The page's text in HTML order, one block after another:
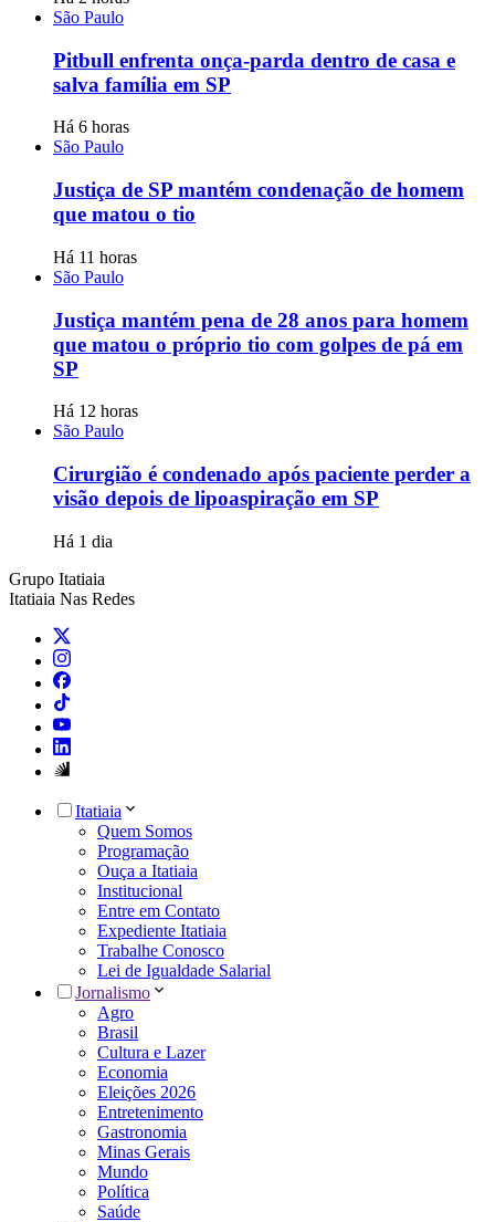
São Paulo
Pitbull enfrenta onça-parda dentro de casa e
salva família em SP
Há 6 horas
São Paulo
Justiça de SP mantém condenação de homem
que matou o tio
Há 11 horas
São Paulo
Justiça mantém pena de 28 anos para homem
que matou o próprio tio com golpes de pá em
SP
Há 12 horas
São Paulo
Cirurgião é condenado após paciente perder a
visão depois de lipoaspiração em SP
Há 1 dia
Grupo Itatiaia
Itatiaia Nas Redes
Itatiaia
Quem Somos
Programação
Ouça a Itatiaia
Institucional
Entre em Contato
Expediente Itatiaia
Trabalhe Conosco
Lei de Igualdade Salarial
Jornalismo
Agro
Brasil
Cultura e Lazer
Economia
Eleições 2026
Entretenimento
Gastronomia
Minas Gerais
Mundo
Política
Saúde